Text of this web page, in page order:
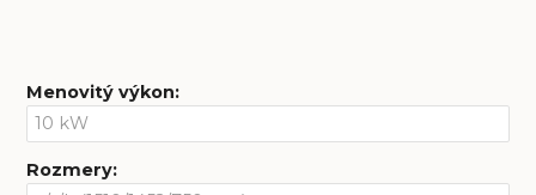
Menovitý výkon:
Rozmery: